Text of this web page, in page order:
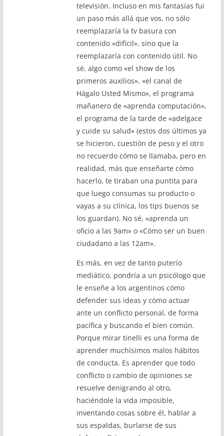
televisión. Incluso en mis fantasías fui
un paso más allá que vos, no sólo
reemplazaría la tv basura con
contenido «difícil», sino que la
reemplazaría con contenido útil. No
sé, algo como «el show de los
primeros auxilios», «el canal de
Hágalo Usted Mismo», el programa
mañanero de «aprenda computación»,
el programa de la tarde de «adelgace
y cuide su salud» (estos dos últimos ya
se hicieron, cuestión de peso y el otro
no recuerdo cómo se llamaba, pero en
realidad, más que enseñarte cómo
hacerlo, te tiraban una puntita para
que luego consumas su producto o
vayas a su clínica, los tips buenos se
los guardan). No sé, «aprenda un
oficio a las 9am» o «Cómo ser un buen
ciudadano a las 12am».
Es más, en vez de tanto puterío
mediático, pondría a un psicólogo que
le enseñe a los argentinos cómo
defender sus ideas y cómo actuar
ante un conflicto personal, de forma
pacífica y buscando el bien común.
Porque mirar tinelli es una forma de
aprender muchísimos malos hábitos
de conducta. Es aprender que todo
conflicto o cambio de opiniones se
resuelve denigrando al otro,
haciéndole la vida imposible,
inventando cosas sobre él, hablar a
sus espaldas, burlarse de sus